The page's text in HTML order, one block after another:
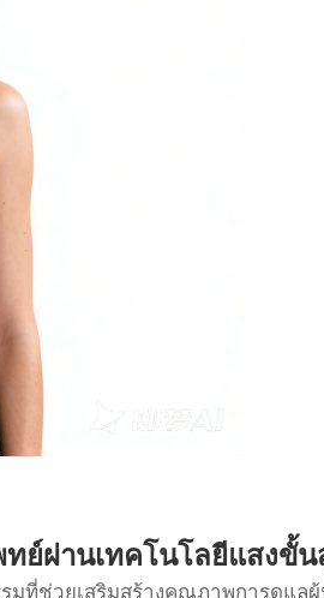
ย์ผ่านเทคโนโลยีแสงขั้น
ที่ช่วยเสริมสร้างคุณภาพการดูแล